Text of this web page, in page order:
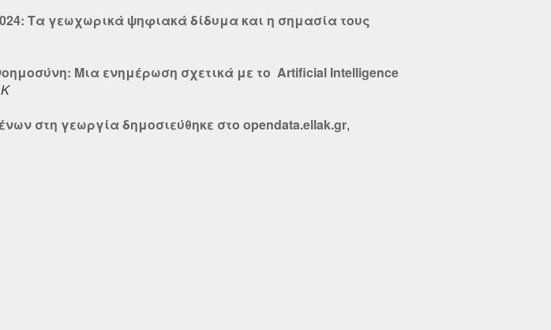
Τα γεωχωρικά ψηφιακά δίδυμα και η σημασία τους
Μια ενημέρωση σχετικά με το Artificial Intelligence
στη γεωργία δημοσιεύθηκε στο opendata.ellak.gr,